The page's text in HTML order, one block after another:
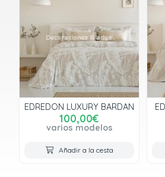
EDREDON LUXURY BARDAN
100,00€
varios modelos
Añadir a la cesta